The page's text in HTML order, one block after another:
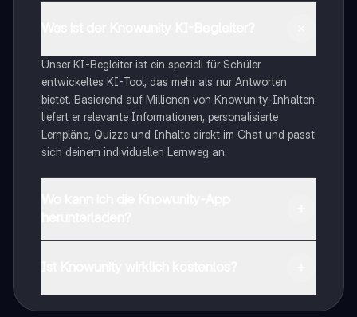
Unser KI-Begleiter ist ein speziell für Schüler
entwickeltes KI-Tool, das mehr als nur Antworten
bietet. Basierend auf Millionen von Knowunity-Inhalten
liefert er relevante Informationen, personalisierte
Lernpläne, Quizze und Inhalte direkt im Chat und passt
sich deinem individuellen Lernweg an.